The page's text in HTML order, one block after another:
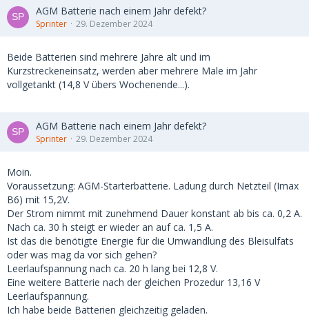
AGM Batterie nach einem Jahr defekt?
Sprinter 29. Dezember 2024
Beide Batterien sind mehrere Jahre alt und im
Kurzstreckeneinsatz, werden aber mehrere Male im Jahr
vollgetankt (14,8 V übers Wochenende...).
AGM Batterie nach einem Jahr defekt?
Sprinter 29. Dezember 2024
Moin.
Voraussetzung: AGM-Starterbatterie. Ladung durch Netzteil (Imax
B6) mit 15,2V.
Der Strom nimmt mit zunehmend Dauer konstant ab bis ca. 0,2 A.
Nach ca. 30 h steigt er wieder an auf ca. 1,5 A.
Ist das die benötigte Energie für die Umwandlung des Bleisulfats
oder was mag da vor sich gehen?
Leerlaufspannung nach ca. 20 h lang bei 12,8 V.
Eine weitere Batterie nach der gleichen Prozedur 13,16 V
Leerlaufspannung.
Ich habe beide Batterien gleichzeitig geladen.